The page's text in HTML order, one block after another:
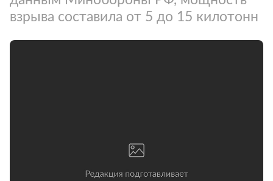
взрыва составила от 5 до 15 килотонн